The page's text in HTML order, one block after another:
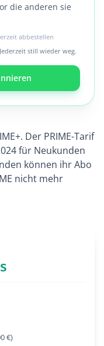
die anderen sie
abbestellen
still wieder weg.
Der PRIME-Tarif
für Neukunden
können ihr Abo
nicht mehr
€)